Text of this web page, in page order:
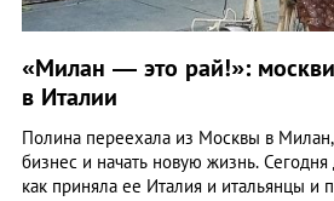
«Милан — это рай!»:
в Италии
Полина переехала из Москвы в
бизнес и начать новую жизнь.
как приняла ее Италия и итальянцы и